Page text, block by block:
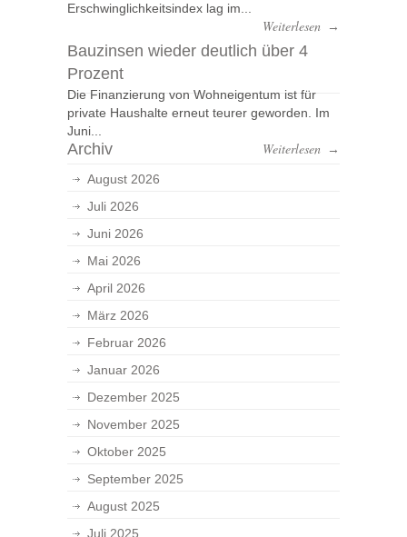
Erschwinglichkeitsindex lag im...
Weiterlesen →
Bauzinsen wieder deutlich über 4
Prozent
Die Finanzierung von Wohneigentum ist für
private Haushalte erneut teurer geworden. Im
Juni...
Weiterlesen →
Archiv
August 2026
Juli 2026
Juni 2026
Mai 2026
April 2026
März 2026
Februar 2026
Januar 2026
Dezember 2025
November 2025
Oktober 2025
September 2025
August 2025
Juli 2025